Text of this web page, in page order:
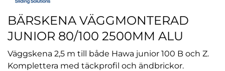
BÄRSKENA VÄGGMONTERAD
JUNIOR 80/100 2500MM ALU
Väggskena 2,5 m till både Hawa junior 100 B och Z.
Komplettera med täckprofil och ändbrickor.